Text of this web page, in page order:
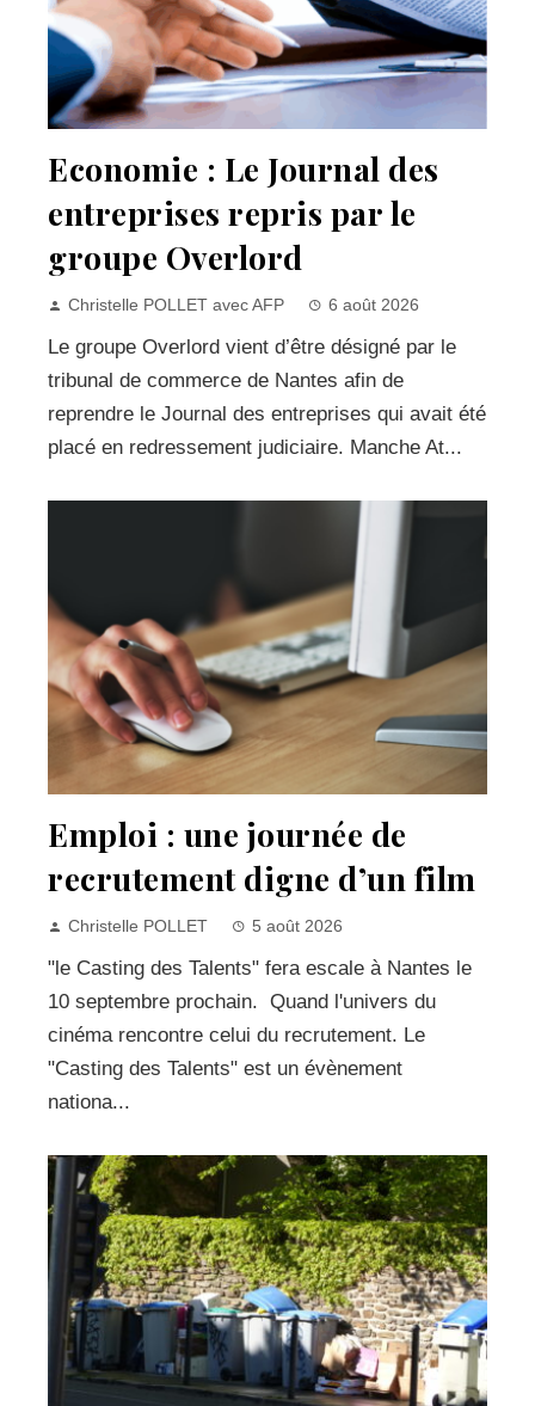
Economie : Le Journal des
entreprises repris par le
groupe Overlord
Christelle POLLET avec AFP 6 août 2026
Le groupe Overlord vient d’être désigné par le
tribunal de commerce de Nantes afin de
reprendre le Journal des entreprises qui avait été
placé en redressement judiciaire. Manche At...
Emploi : une journée de
recrutement digne d’un film
Christelle POLLET 5 août 2026
"le Casting des Talents" fera escale à Nantes le
10 septembre prochain. Quand l'univers du
cinéma rencontre celui du recrutement. Le
"Casting des Talents" est un évènement
nationa...